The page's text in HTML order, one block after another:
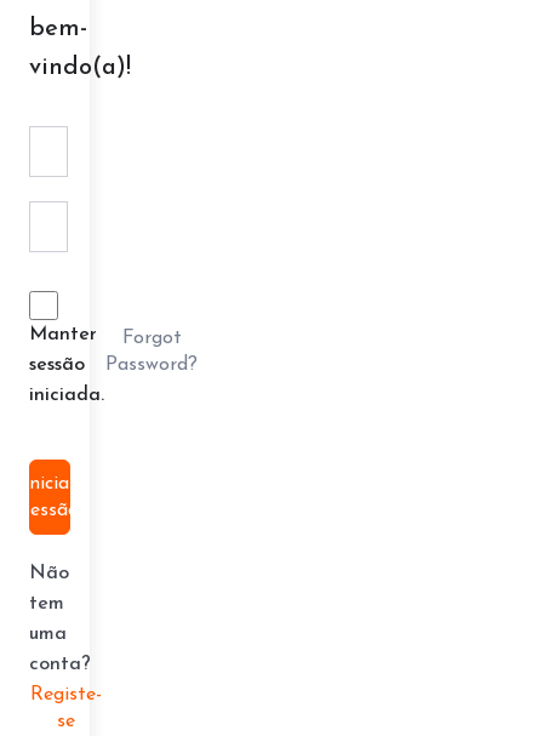
bem-
vindo(a)!
Manter
sessão
iniciada.
Forgot
Password?
Iniciar
sessão
Não
tem
uma
conta?
Registe-
se